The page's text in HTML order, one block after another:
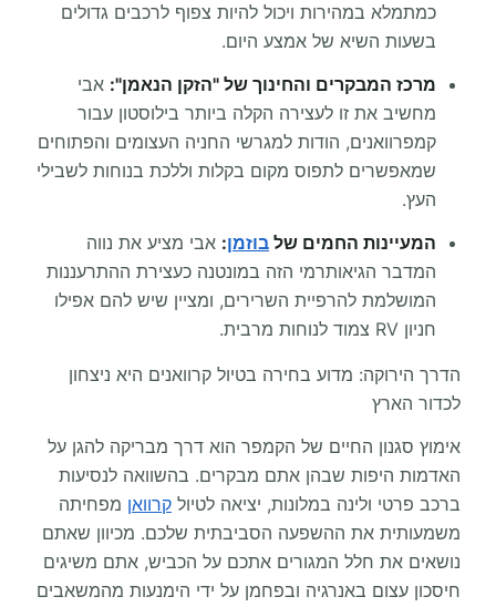
כמתמלא במהירות ויכול להיות צפוף לרכבים גדולים
בשעות השיא של אמצע היום.
מרכז המבקרים והחינוך של "הזקן הנאמן": אבי
מחשיב את זו לעצירה הקלה ביותר בילוסטון עבור
קמפרוואנים, הודות למגרשי החניה העצומים והפתוחים
שמאפשרים לתפוס מקום בקלות וללכת בנוחות לשבילי
העץ.
המעיינות החמים של בוזמן: אבי מציע את נווה
המדבר הגיאותרמי הזה במונטנה כעצירת ההתרעננות
המושלמת להרפיית השרירים, ומציין שיש להם אפילו
חניון RV צמוד לנוחות מרבית.
הדרך הירוקה: מדוע בחירה בטיול קרוואנים היא ניצחון
לכדור הארץ
אימוץ סגנון החיים של הקמפר הוא דרך מבריקה להגן על
האדמות היפות שבהן אתם מבקרים. בהשוואה לנסיעות
ברכב פרטי ולינה במלונות, יציאה לטיול קרוואן מפחיתה
משמעותית את ההשפעה הסביבתית שלכם. מכיוון שאתם
נושאים את חלל המגורים אתכם על הכביש, אתם משיגים
חיסכון עצום באנרגיה ובפחמן על ידי הימנעות מהמשאבים